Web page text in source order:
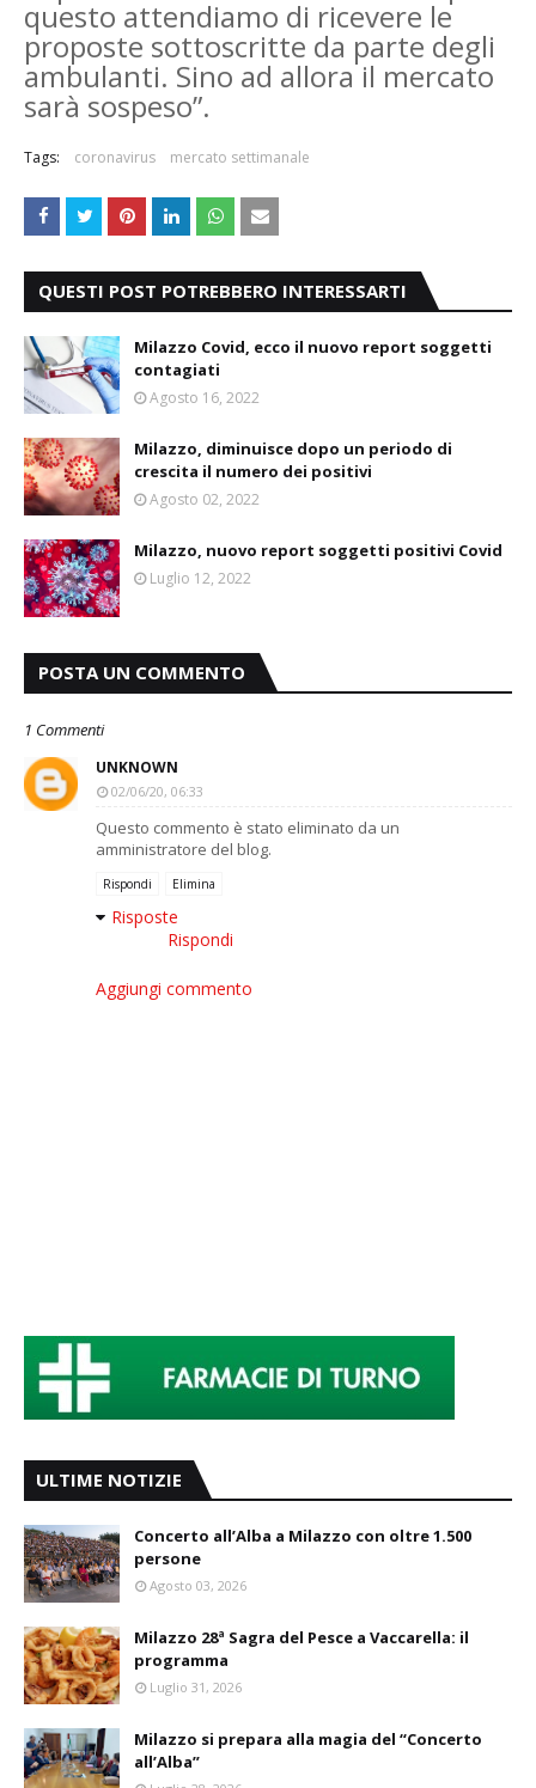
questo attendiamo di ricevere le
proposte sottoscritte da parte degli
ambulanti. Sino ad allora il mercato
sarà sospeso”.
Tags: coronavirus mercato settimanale
QUESTI POST POTREBBERO INTERESSARTI
Milazzo Covid, ecco il nuovo report soggetti
contagiati
Agosto 16, 2022
Milazzo, diminuisce dopo un periodo di
crescita il numero dei positivi
Agosto 02, 2022
Milazzo, nuovo report soggetti positivi Covid
Luglio 12, 2022
POSTA UN COMMENTO
1 Commenti
UNKNOWN
02/06/20, 06:33
Questo commento è stato eliminato da un
amministratore del blog.
Rispondi Elimina
Risposte
Rispondi
Aggiungi commento
ULTIME NOTIZIE
Concerto all’Alba a Milazzo con oltre 1.500
persone
Agosto 03, 2026
Milazzo 28ª Sagra del Pesce a Vaccarella: il
programma
Luglio 31, 2026
Milazzo si prepara alla magia del “Concerto
all’Alba”